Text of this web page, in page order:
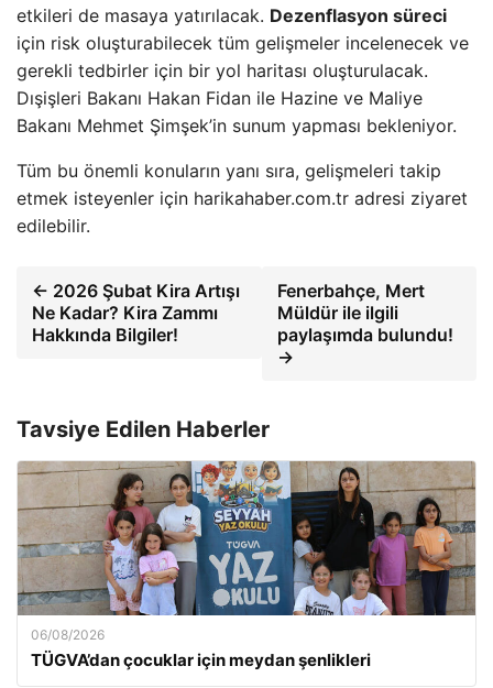
etkileri de masaya yatırılacak. Dezenflasyon süreci
için risk oluşturabilecek tüm gelişmeler incelenecek ve
gerekli tedbirler için bir yol haritası oluşturulacak.
Dışişleri Bakanı Hakan Fidan ile Hazine ve Maliye
Bakanı Mehmet Şimşek’in sunum yapması bekleniyor.
Tüm bu önemli konuların yanı sıra, gelişmeleri takip
etmek isteyenler için harikahaber.com.tr adresi ziyaret
edilebilir.
← 2026 Şubat Kira Artışı
Ne Kadar? Kira Zammı
Hakkında Bilgiler!
Fenerbahçe, Mert
Müldür ile ilgili
paylaşımda bulundu!
→
Tavsiye Edilen Haberler
06/08/2026
TÜGVA’dan çocuklar için meydan şenlikleri